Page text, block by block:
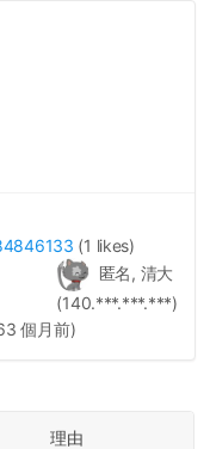
(1 likes)
匿名, 清大
(140.***.***.***)
個月前)
理由